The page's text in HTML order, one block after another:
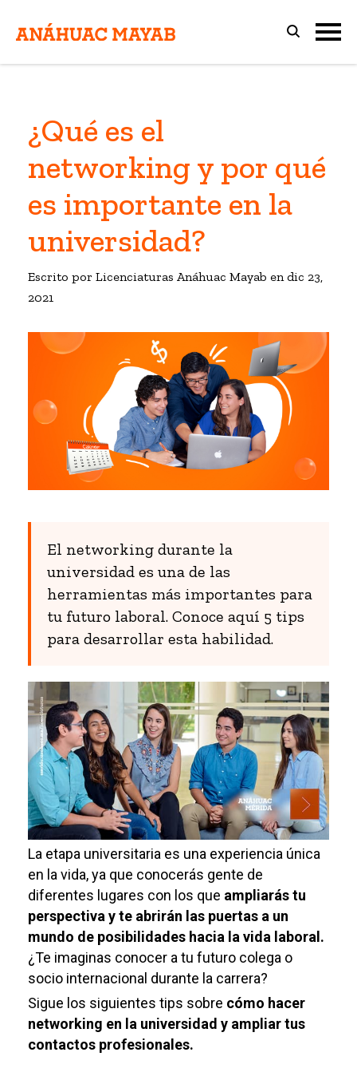
¿Qué es el
networking y por qué
es importante en la
universidad?
Escrito por Licenciaturas Anáhuac Mayab endic 23,
2021
El networking durante la
universidad es una de las
herramientas más importantes para
tu futuro laboral. Conoce aquí 5 tips
para desarrollar esta habilidad.
La etapa universitaria es una experiencia única
en la vida, ya que conocerás gente de
diferentes lugares con los que ampliarás tu
perspectiva y te abrirán las puertas a un
mundo de posibilidades hacia la vida laboral.
¿Te imaginas conocer a tu futuro colega o
socio internacional durante la carrera?
Sigue los siguientes tips sobre cómo hacer
networking en la universidad y ampliar tus
contactos profesionales.